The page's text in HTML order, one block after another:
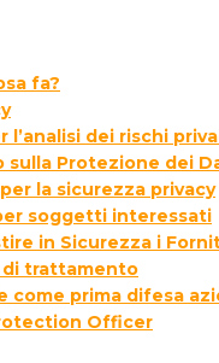
fa?
l’analisi dei rischi
sulla Protezione dei
la sicurezza privacy
soggetti interessati
in Sicurezza i
di trattamento
come prima difesa
Officer